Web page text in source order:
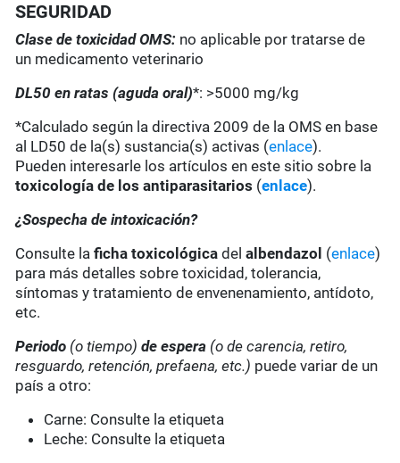
SEGURIDAD
Clase de toxicidad OMS: no aplicable por tratarse de
un medicamento veterinario
DL50 en ratas (aguda oral)*: >5000 mg/kg
*Calculado según la directiva 2009 de la OMS en base
al LD50 de la(s) sustancia(s) activas (enlace).
Pueden interesarle los artículos en este sitio sobre la
toxicología de los antiparasitarios (enlace).
¿Sospecha de intoxicación?
Consulte laficha toxicológica delalbendazol (enlace)
para más detalles sobre toxicidad, tolerancia,
síntomas y tratamiento de envenenamiento, antídoto,
etc.
Periodo (o tiempo) de espera (o de carencia, retiro,
resguardo, retención, prefaena, etc.) puede variar de un
país a otro:
Carne: Consulte la etiqueta
Leche: Consulte la etiqueta